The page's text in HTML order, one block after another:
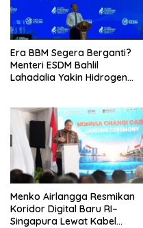
Era BBM Segera Berganti?
Menteri ESDM Bahlil
Lahadalia Yakin Hidrogen
Menko Airlangga Resmikan
Koridor Digital Baru RI–
Singapura Lewat Kabel